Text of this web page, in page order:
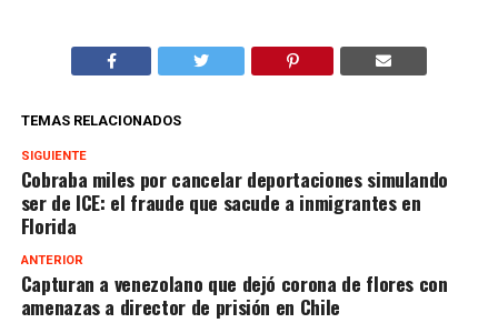
TEMAS RELACIONADOS
SIGUIENTE
Cobraba miles por cancelar deportaciones simulando
ser de ICE: el fraude que sacude a inmigrantes en
Florida
ANTERIOR
Capturan a venezolano que dejó corona de flores con
amenazas a director de prisión en Chile